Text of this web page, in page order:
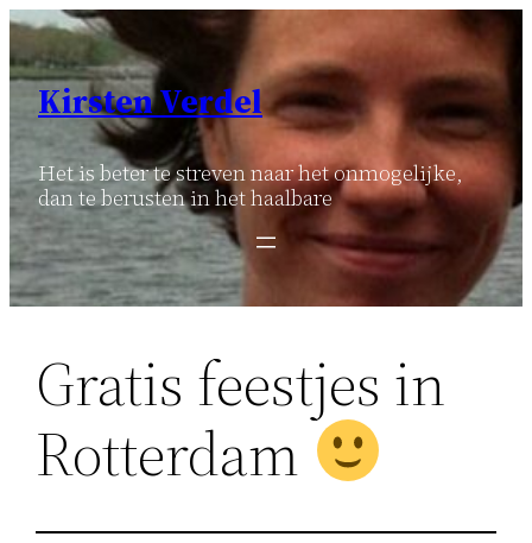
Ga
naar
inhoud
Kirsten Verdel
Het is beter te streven naar het onmogelijke,
dan te berusten in het haalbare
Gratis feestjes in
Rotterdam